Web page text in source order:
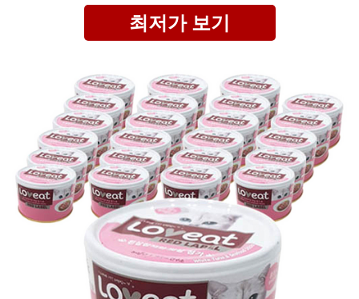
최저가 보기